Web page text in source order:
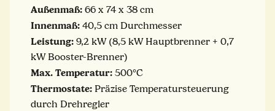
Außenmaß: 66 x 74 x 38 cm
Innenmaß: 40,5 cm Durchmesser
Leistung: 9,2 kW (8,5 kW Hauptbrenner + 0,7
kW Booster-Brenner)
Max. Temperatur: 500°C
Thermostate: Präzise Temperatursteuerung
durch Drehregler